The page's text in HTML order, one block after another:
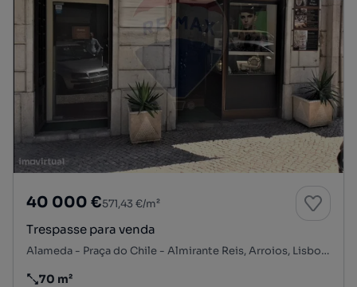
40 000 €571,43 €/m²
Trespasse para venda
Alameda - Praça do Chile - Almirante Reis, Arroios, Lisboa, Lisboa
70 m²